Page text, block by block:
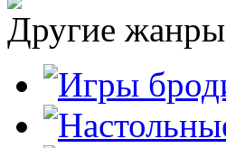
Другие жанры